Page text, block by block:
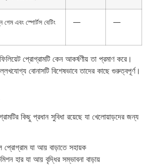
গেম এবং স্পোর্টস বেটিং — —
প্রোগ্রামটি কেন আকর্ষণীয় তা প্রমাণ করে।
বোনাসটি বিশেষভাবে তাদের কাছে গুরুত্বপূর্ণ।
কিছু প্রধান সুবিধা রয়েছে যা খেলোয়াড়দের জন্য
প্রোগ্রাম যা আয় বাড়াতে সহায়ক
হার যা আয় বৃদ্ধির সম্ভাবনা বাড়ায়